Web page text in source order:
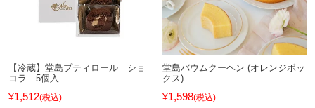
【冷蔵】堂島プティロール ショ
コラ 5個入
¥1,512 税込
堂島バウムクーヘン (オレンジボッ
クス)
¥1,598 税込